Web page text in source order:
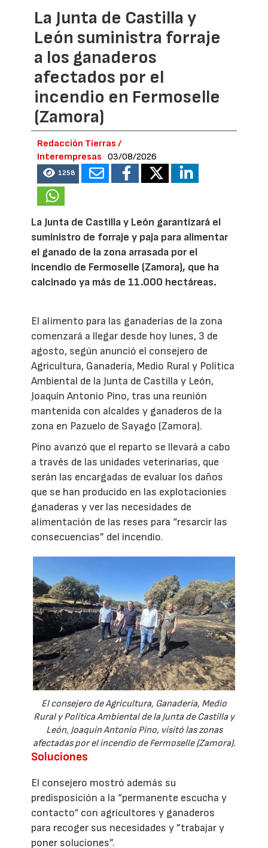
La Junta de Castilla y
León suministra forraje
a los ganaderos
afectados por el
incendio en Fermoselle
(Zamora)
Redacción Tierras /
Interempresas
03/08/2026
1258
La Junta de Castilla y León garantizará el
suministro de forraje y paja para alimentar
el ganado de la zona arrasada por el
incendio de Fermoselle (Zamora), que ha
calcinado ya más de 11.000 hectáreas.
El alimento para las ganaderías de la zona
comenzará a llegar desde hoy lunes, 3 de
agosto, según anunció el consejero de
Agricultura, Ganadería, Medio Rural y Política
Ambiental de la Junta de Castilla y León,
Joaquín Antonio Pino, tras una reunión
mantenida con alcaldes y ganaderos de la
zona en Pazuelo de Sayago (Zamora).
Pino avanzó que el reparto se llevará a cabo
a través de las unidades veterinarias, que
serán las encargadas de evaluar los daños
que se han producido en las explotacionies
ganaderas y ver las necesidades de
alimentación de las reses para “resarcir las
consecuencias” del incendio.
El consejero de Agricultura, Ganadería, Medio
Rural y Política Ambiental de la Junta de Castilla y
León, Joaquín Antonio Pino, visitó las zonas
afectadas por el incendio de Fermoselle (Zamora).
Soluciones
El consejero mostró además su
predisposición a la “permanente escucha y
contacto“ con agricultores y ganaderos
para recoger sus necesidades y ”trabajar y
poner soluciones”.